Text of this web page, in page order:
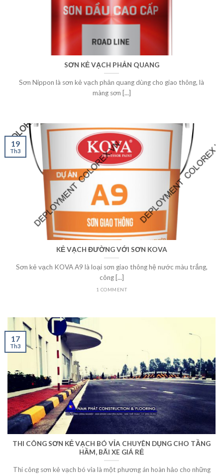
SƠN KẺ VẠCH PHẢN QUANG
Sơn Nippon là sơn kẻ vạch phản quang dùng cho giao thông, là
màng sơn [...]
KẺ VẠCH ĐƯỜNG VỚI SƠN KOVA
Sơn kẻ vạch KOVA A9 là loại sơn giao thông hệ nước màu trắng,
công [...]
1 COMMENT
19
Th3
THI CÔNG SƠN KẺ VẠCH BÓ VỈA CHUYÊN DỤNG CHO TẦNG
HẦM, BÃI XE GIÁ RẺ
Thi công sơn kẻ vạch bó vỉa là một phương án hoàn hảo cho những
17
Th3